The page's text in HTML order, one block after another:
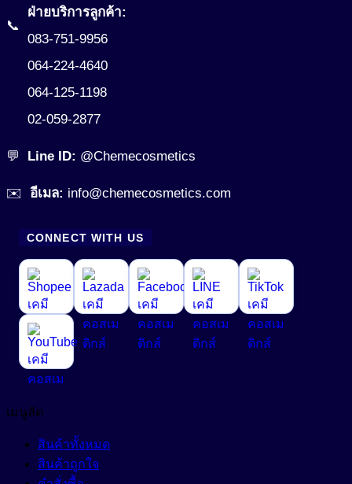
📞
ฝ่ายบริการลูกค้า:
083-751-9956
064-224-4640
064-125-1198
02-059-2877
💬 Line ID: @Chemecosmetics
✉️ อีเมล: info@chemecosmetics.com
CONNECT WITH US
เมนูลัด
สินค้าทั้งหมด
สินค้าถูกใจ